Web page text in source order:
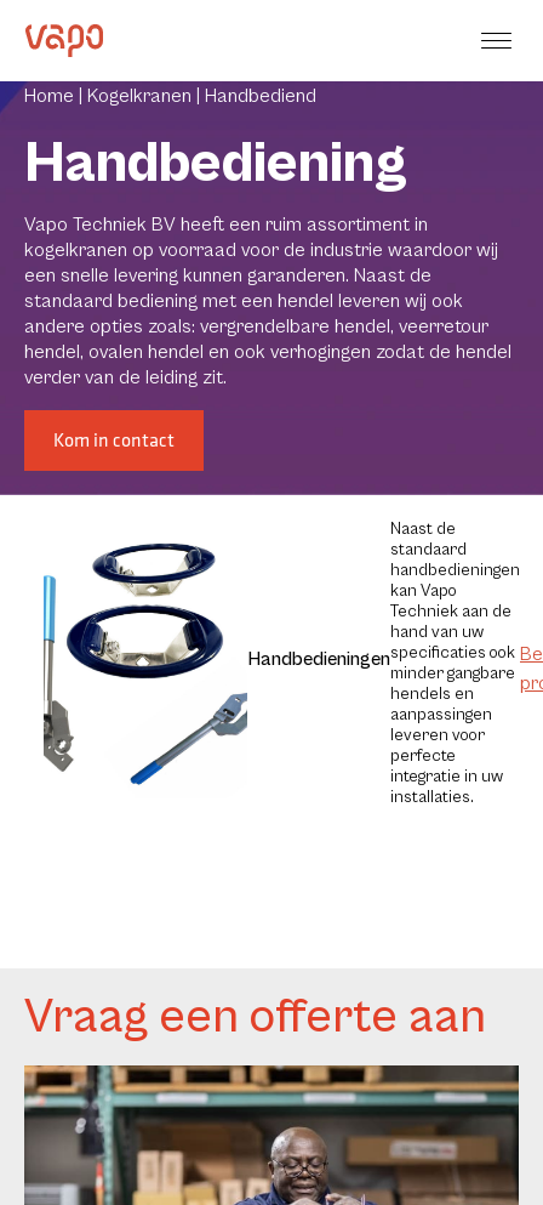
Home | Kogelkranen | Handbediend
Handbediening
Vapo Techniek BV heeft een ruim assortiment in
kogelkranen op voorraad voor de industrie waardoor wij
een snelle levering kunnen garanderen. Naast de
standaard bediening met een hendel leveren wij ook
andere opties zoals: vergrendelbare hendel, veerretour
hendel, ovalen hendel en ook verhogingen zodat de hendel
verder van de leiding zit.
Kom in contact
Handbedieningen
Naast de
standaard
handbedieningen
kan Vapo
Techniek aan de
hand van uw
specificaties ook
minder gangbare
hendels en
aanpassingen
leveren voor
perfecte
integratie in uw
installaties.
Vraag een offerte aan